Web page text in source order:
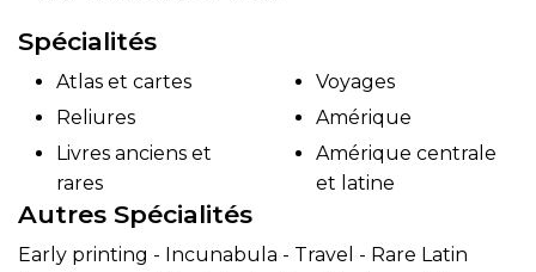
Spécialités
Atlas et cartes
Reliures
Livres anciens et
rares
Voyages
Amérique
Amérique centrale
et latine
Autres Spécialités
Early printing - Incunabula - Travel - Rare Latin